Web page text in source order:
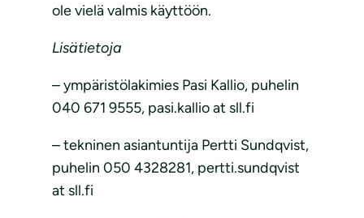
ole vielä valmis käyttöön.
Lisätietoja
– ympäristölakimies Pasi Kallio, puhelin
040 671 9555, pasi.kallio at sll.fi
– tekninen asiantuntija Pertti Sundqvist,
puhelin 050 4328281, pertti.sundqvist
at sll.fi